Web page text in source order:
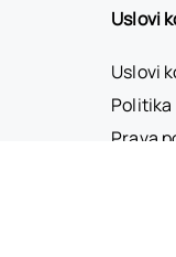
Uslovi
Uslovi
Prava